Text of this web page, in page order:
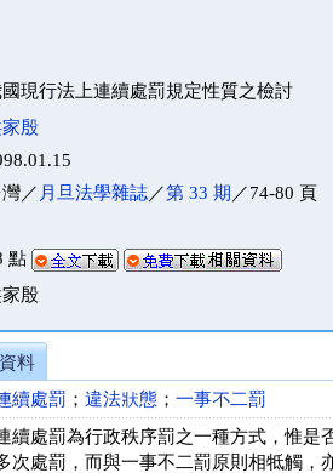
現行法上連續處罰規定性質之檢討
殷
／ 月旦法學雜誌／第 33 期 ／74-80 頁
點
殷
料
續處罰 ； 違法狀態 ； 一事不二罰
續處罰為行政秩序罰之一種方式，惟是
次處罰，而與一事不二罰原則相牴觸，